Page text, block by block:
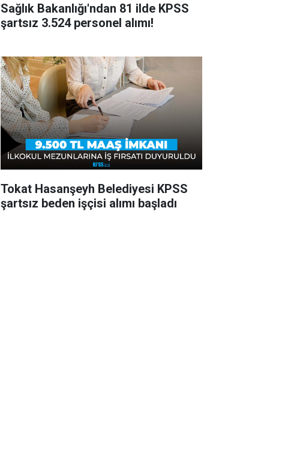
Sağlık Bakanlığı'ndan 81 ilde KPSS
şartsız 3.524 personel alımı!
Tokat Hasanşeyh Belediyesi KPSS
şartsız beden işçisi alımı başladı